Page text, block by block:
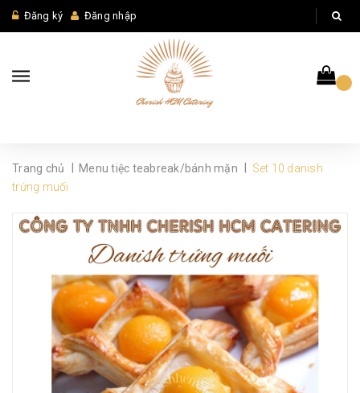
Đăng ký Đăng nhập
Trang chủ Menu tiệc teabreak/bánh mặn
Set 10 danish
trứng muối